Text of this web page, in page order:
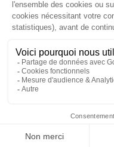
1
Tél
ACCUEIL
Septeo Digital &